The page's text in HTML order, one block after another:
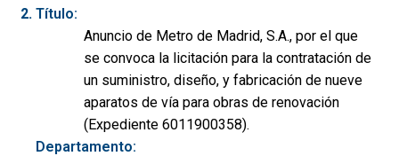
Título:
Anuncio de Metro de Madrid, S.A., por el que
se convoca la licitación para la contratación de
un suministro, diseño, y fabricación de nueve
aparatos de vía para obras de renovación
(Expediente 6011900358).
Departamento: